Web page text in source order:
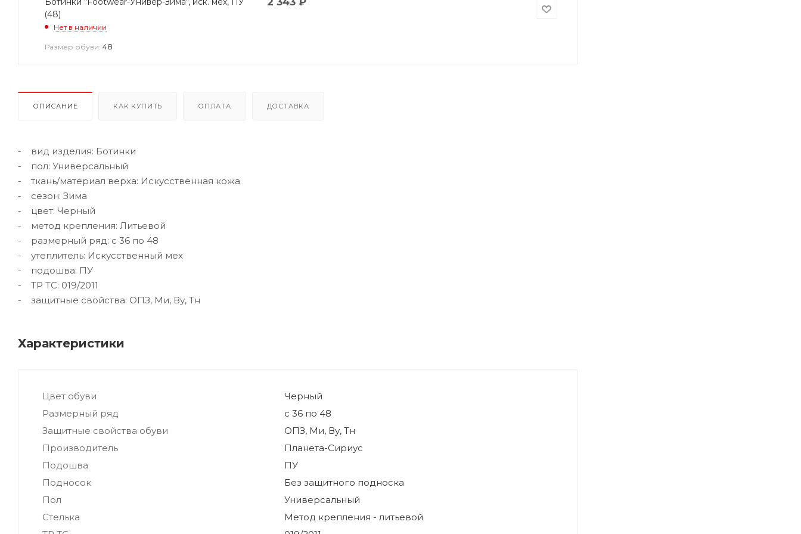
(48)
Нет в наличии
Размер обуви: 48
ОПИСАНИЕ КАК КУПИТЬ ОПЛАТА ДОСТАВКА
- вид изделия: Ботинки
- пол: Универсальный
- ткань/материал верха: Искусственная кожа
- сезон: Зима
- цвет: Черный
- метод крепления: Литьевой
- размерный ряд: с 36 по 48
- утеплитель: Искусственный мех
- подошва: ПУ
- ТР ТС: 019/2011
- защитные свойства: ОПЗ, Ми, Ву, Тн
Характеристики
Цвет обуви
Черный
Размерный ряд
с 36 по 48
Защитные свойства обуви
ОПЗ, Ми, Ву, Тн
Производитель
Планета-Сириус
Подошва
ПУ
Подносок
Без защитного подноска
Пол
Универсальный
Стелька
Метод крепления - литьевой